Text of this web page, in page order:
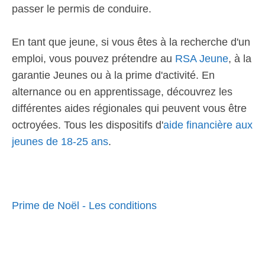
passer le permis de conduire.
En tant que jeune, si vous êtes à la recherche d'un
emploi, vous pouvez prétendre au RSA Jeune, à la
garantie Jeunes ou à la prime d'activité. En
alternance ou en apprentissage, découvrez les
différentes aides régionales qui peuvent vous être
octroyées. Tous les dispositifs d'aide financière aux
jeunes de 18-25 ans.
Prime de Noël - Les conditions